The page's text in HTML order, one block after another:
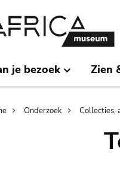
je bezoek Zien
Onderzoek Collecties,